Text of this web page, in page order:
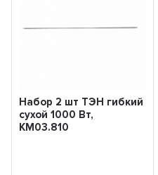
Набор 2 шт ТЭН гибкий
сухой 1000 Вт,
KM03.810